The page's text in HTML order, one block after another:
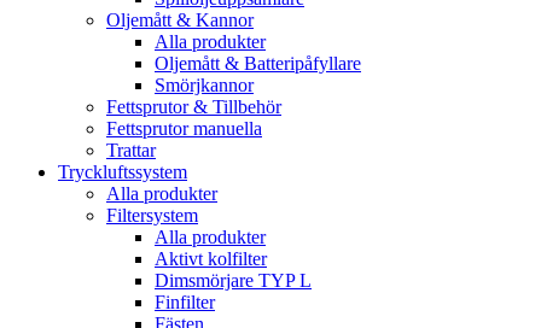
Oljemått & Kannor
Alla produkter
Oljemått & Batteripåfyllare
Smörjkannor
Fettsprutor & Tillbehör
Fettsprutor manuella
Trattar
Tryckluftssystem
Alla produkter
Filtersystem
Alla produkter
Aktivt kolfilter
Dimsmörjare TYP L
Finfilter
Fästen